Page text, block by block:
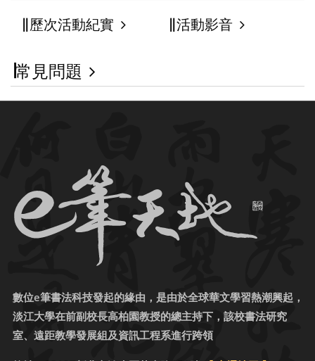
歷次活動紀實 活動影音
常見問題
數位e筆書法科技發起的緣由，是由於全球華文學習熱潮興起，
淡江大學在前副校長高柏園教授的總主持下，該校書法研究
室、遠距教學發展組及資訊工程系進行跨領